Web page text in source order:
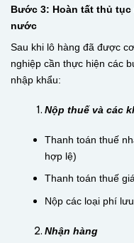
Bước 3: Hoàn tất thủ
nước
Sau khi lô hàng đã được
nghiệp cần thực hiện các
nhập khẩu:
Nộp thuế và các
Thanh toán thuế
hợp lệ)
Thanh toán thuế
Nộp các loại phí
Nhận hàng